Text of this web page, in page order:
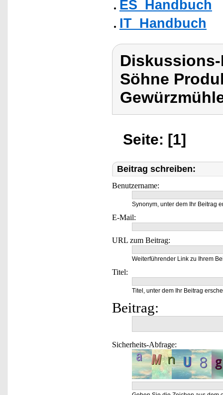
ES_Handbuch
IT_Handbuch
Söhne
Seite: [1]
Beitrag schreiben:
Benutzername:
Synonym, unter dem Ihr Beitrag
E-Mail:
URL zum Beitrag:
Weiterführender Link zu Ihrem
Titel:
Titel, unter dem Ihr Beitrag
Beitrag:
Sicherheits-Abfrage: